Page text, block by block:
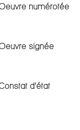
numérotée
signée
d'état